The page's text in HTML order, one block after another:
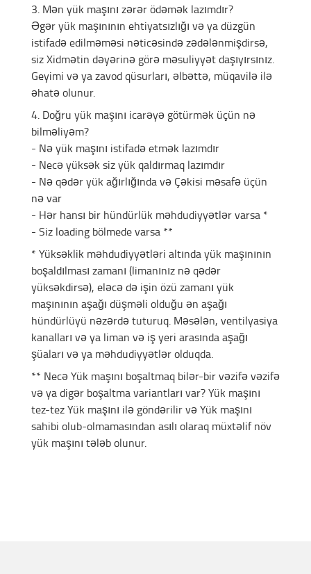
3. Mən yük maşını zərər ödəmək lazımdır?
Əgər yük maşınının ehtiyatsızlığı və ya düzgün
istifadə edilməməsi nəticəsində zədələnmişdirsə,
siz Xidmətin dəyərinə görə məsuliyyət daşıyırsınız.
Geyimi və ya zavod qüsurları, əlbəttə, müqavilə ilə
əhatə olunur.
4. Doğru yük maşını icarəyə götürmək üçün nə
bilməliyəm?
- Nə yük maşını istifadə etmək lazımdır
- Necə yüksək siz yük qaldırmaq lazımdır
- Nə qədər yük ağırlığında və Çəkisi məsafə üçün
nə var
- Hər hansı bir hündürlük məhdudiyyətlər varsa *
- Siz loading bölmede varsa **
* Yüksəklik məhdudiyyətləri altında yük maşınının
boşaldılması zamanı (limanınız nə qədər
yüksəkdirsə), eləcə də işin özü zamanı yük
maşınının aşağı düşməli olduğu ən aşağı
hündürlüyü nəzərdə tuturuq. Məsələn, ventilyasiya
kanalları və ya liman və iş yeri arasında aşağı
şüaları və ya məhdudiyyətlər olduqda.
** Necə Yük maşını boşaltmaq bilər-bir vəzifə vəzifə
və ya digər boşaltma variantları var? Yük maşını
tez-tez Yük maşını ilə göndərilir və Yük maşını
sahibi olub-olmamasından asılı olaraq müxtəlif növ
yük maşını tələb olunur.